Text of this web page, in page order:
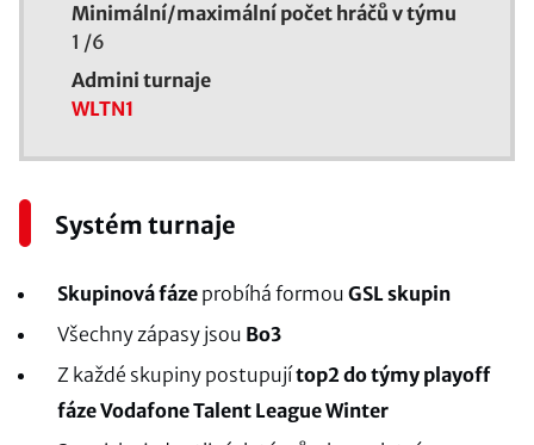
Minimální/maximální počet hráčů v týmu
1 /6
Admini turnaje
WLTN1
Systém turnaje
Skupinová fáze probíhá formou GSL skupin
Všechny zápasy jsou Bo3
Z každé skupiny postupujítop2 do týmy playoff
fáze Vodafone Talent League Winter